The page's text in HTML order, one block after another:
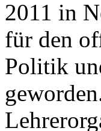
2011 in
für den
Politik